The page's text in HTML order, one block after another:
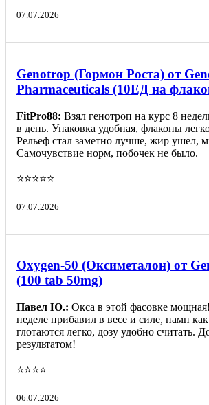
07.07.2026
Genotrop (Гормон Роста) от
Pharmaceuticals (10ЕД на
FitPro88: Взял генотроп на курс 8
в день. Упаковка удобная, флаконы
Рельеф стал заметно лучше, жир ушел,
Самочувствие норм, побочек не было.
⭐️⭐️⭐️⭐️⭐️
07.07.2026
Oxygen-50 (Оксиметалон) от
(100 tab 50mg)
Павел Ю.: Окса в этой фасовке
неделе прибавил в весе и силе, памп
глотаются легко, дозу удобно считать.
результатом!
⭐️⭐️⭐️⭐️
06.07.2026